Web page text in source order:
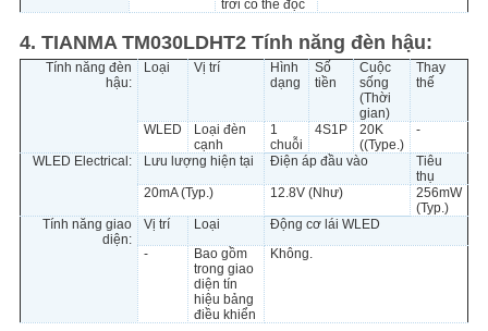
trời có thể đọc
4. TIANMA TM030LDHT2 Tính năng đèn hậu:
Tính năng đèn
hậu:
Loại Vị trí
Hình
dạng
Số
tiền
Cuộc
sống
(Thời
gian)
Thay
thế
WLED
Loại đèn
cạnh
1
chuỗi
4S1P
20K
((Type.)
-
WLED Electrical: Lưu lượng hiện tại Điện áp đầu vào
Tiêu
thụ
20mA (Typ.)
12.8V (Như)
256mW
(Typ.)
Tính năng giao
diện:
Vị trí Loại
Động cơ lái WLED
-
Bao gồm
trong giao
diện tín
hiệu bảng
điều khiển
Không.